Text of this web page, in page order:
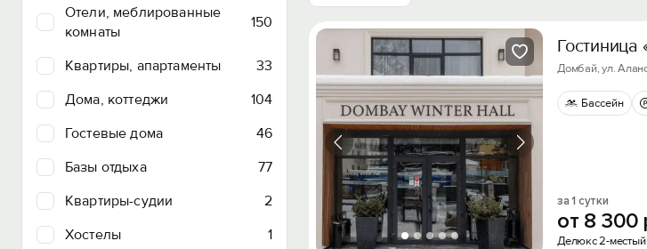
Отели, меблированные
комнаты
150
Квартиры, апартаменты
33
Дома, коттеджи
104
Гостевые дома
46
Базы отдыха
77
Квартиры-судии
2
Хостелы
1
Гостиница
Домбай, ул.
Бассейн
за 1 сутки
от 8 300
Делюкс 2-местый